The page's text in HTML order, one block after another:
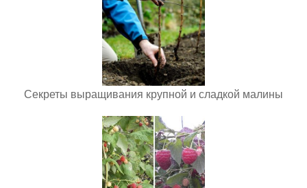
Секреты выращивания крупной и сладкой малины